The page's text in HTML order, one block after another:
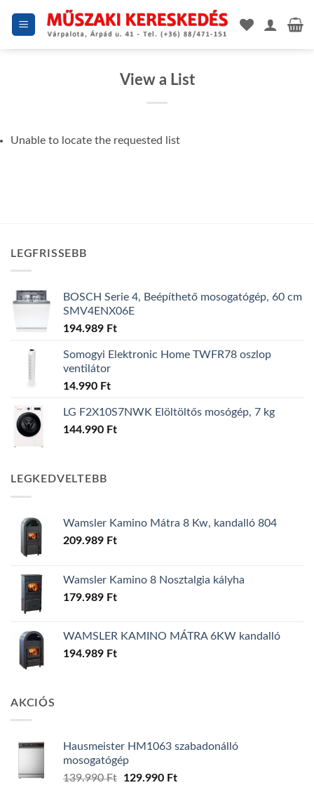
View a List
Unable to locate the requested list
LEGFRISSEBB
BOSCH Serie 4, Beépíthető mosogatógép, 60 cm
SMV4ENX06E
194.989 Ft
Somogyi Elektronic Home TWFR78 oszlop
ventilátor
14.990 Ft
LG F2X10S7NWK Elöltöltős mosógép, 7 kg
144.990 Ft
LEGKEDVELTEBB
Wamsler Kamino Mátra 8 Kw, kandalló 804
209.989 Ft
Wamsler Kamino 8 Nosztalgia kályha
179.989 Ft
WAMSLER KAMINO MÁTRA 6KW kandalló
194.989 Ft
AKCIÓS
Hausmeister HM1063 szabadonálló
mosogatógép
139.990Ft
Original
129.990 FtCurrent